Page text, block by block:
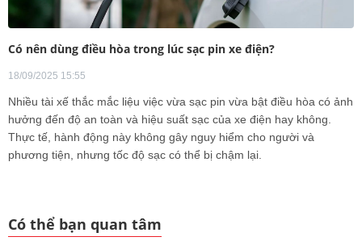
Có nên dùng điều hòa trong lúc sạc pin xe điện?
18/09/2025 15:55
Nhiều tài xế thắc mắc liệu việc vừa sạc pin vừa bật điều hòa có ảnh
hưởng đến độ an toàn và hiệu suất sạc của xe điện hay không.
Thực tế, hành động này không gây nguy hiểm cho người và
phương tiện, nhưng tốc độ sạc có thể bị chậm lại.
Có thể bạn quan tâm